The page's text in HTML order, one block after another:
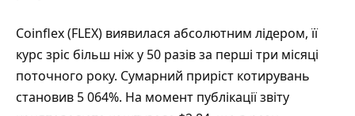
Coinflex (FLEX) виявилася абсолютним лідером, її
курс зріс більш ніж у 50 разів за перші три місяці
поточного року. Сумарний приріст котирувань
становив 5 064%. На момент публікації звіту